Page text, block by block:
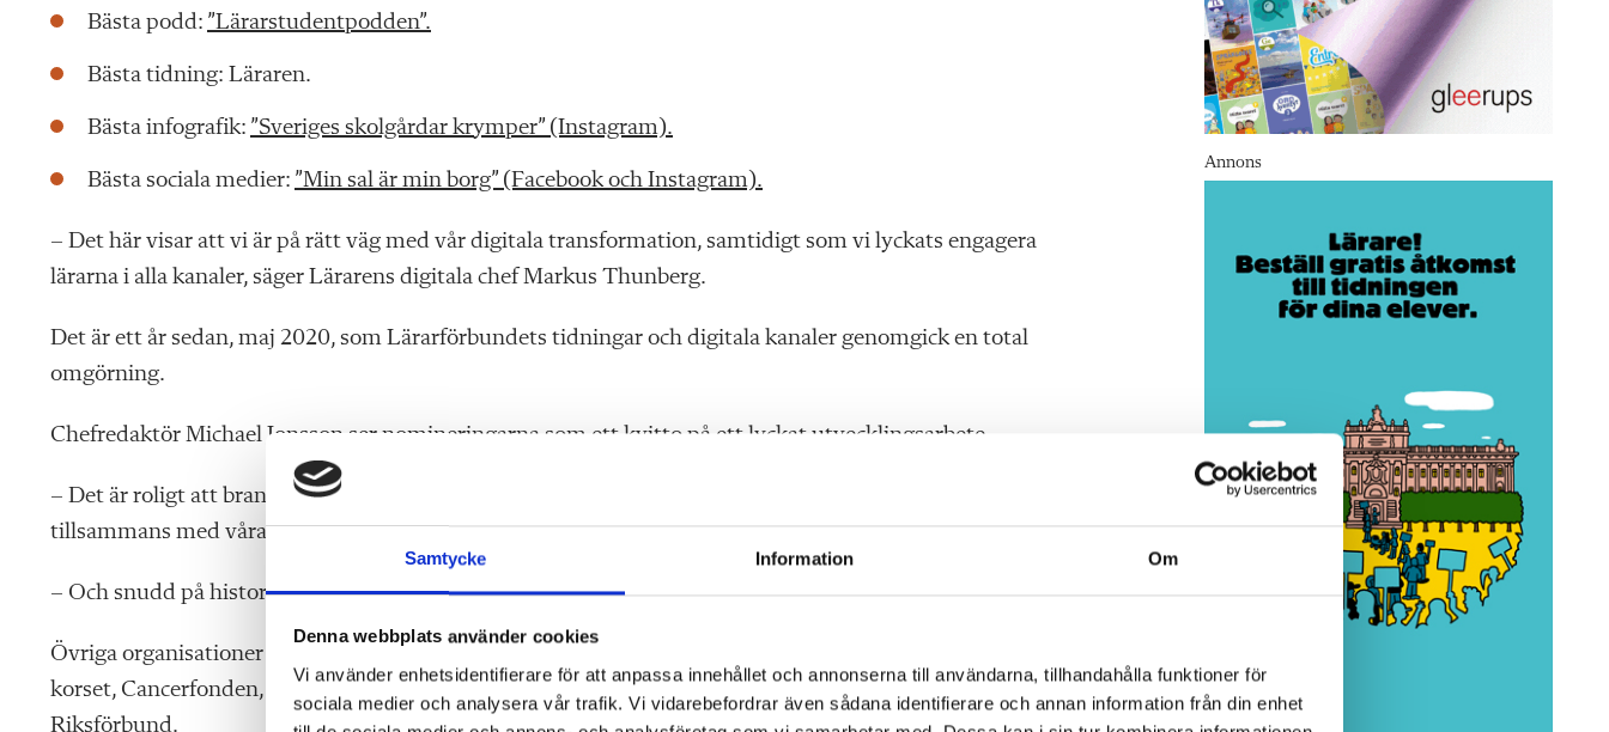
Samtycke Information Om
Denna webbplats använder cookies
Vi använder enhetsidentifierare för att anpassa innehållet och annonserna till användarna, tillhandahålla funktioner för
sociala medier och analysera vår trafik. Vi vidarebefordrar även sådana identifierare och annan information från din enhet
Bästa podd: ”Lärarstudentpodden”.
Bästa tidning: Läraren.
Bästa infografik: ”Sveriges skolgårdar krymper” (Instagram).
Bästa sociala medier: ”Min sal är min borg” (Facebook och Instagram).
– Det här visar att vi är på rätt väg med vår digitala transformation, samtidigt som vi lyckats engagera
lärarna i alla kanaler, säger Lärarens digitala chef Markus Thunberg.
Det är ett år sedan, maj 2020, som Lärarförbundets tidningar och digitala kanaler genomgick en total
omgörning.
Chefredaktör Michael Jonsson ser nomineringarna som ett kvitto på ett lyckat utvecklingsarbete.
– Det är roligt att branschfolket uppmärksammar Sveriges viktigaste yrkesgrupp, och det arbete vi gör
tillsammans med våra läsare, säger han.
– Och snudd på historiskt att ett projekt får hela sex nomineringar.
Övriga organisationer som nominerats är Hyresgästföreningen, Röda
korset, Cancerfonden, Friluftsfrämjandet, Sveriges Radio och Lärarnas
Riksförbund.
Annons